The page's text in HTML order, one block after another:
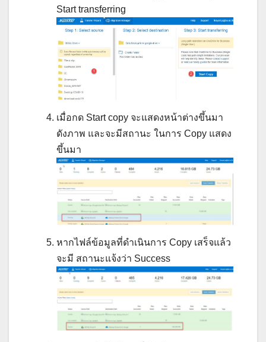
Start transferring
เมื่อกด Start copy จะแสดงหน้าต่างขึ้นมา
ดังภาพ และจะมีสถานะ ในการ Copy แสดง
ขึ้นมา
หากไฟล์ข้อมูลที่ดำเนินการ Copy เสร็จแล้ว
จะมี สถานะแจ้งว่า Success